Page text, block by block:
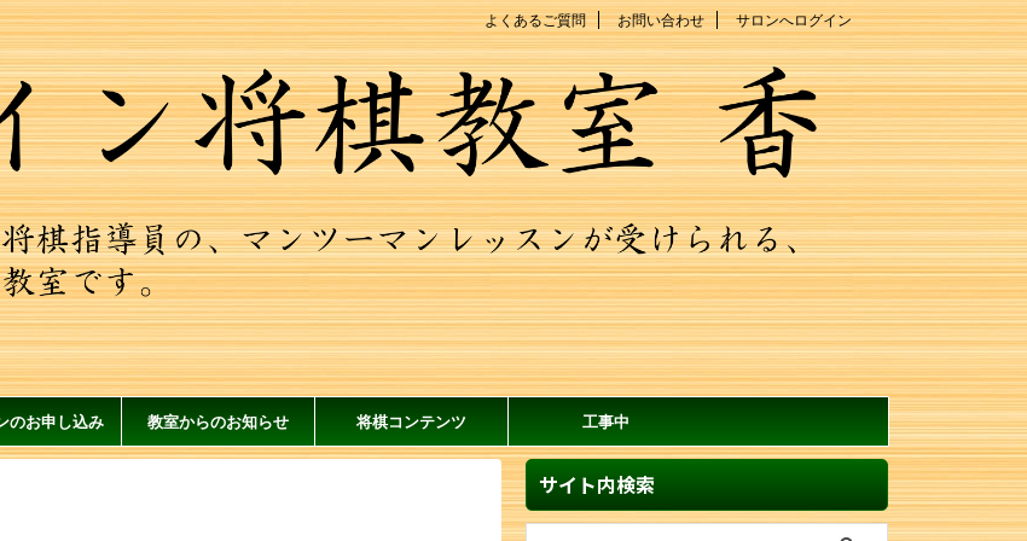
よくあるご質問 お問い合わせ サロンへログイン
のお申し込み 教室からのお知らせ 将棋コンテンツ 工事中
サイト内検索